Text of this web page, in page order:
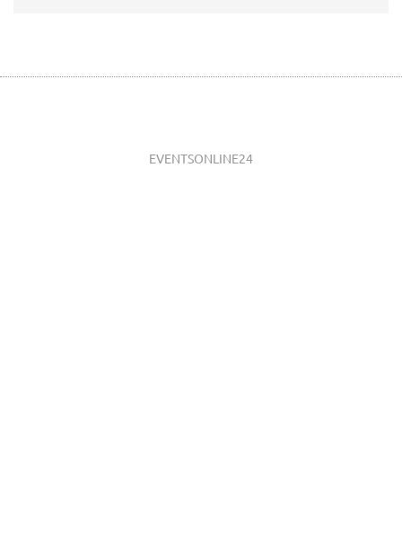
EVENTSONLINE24